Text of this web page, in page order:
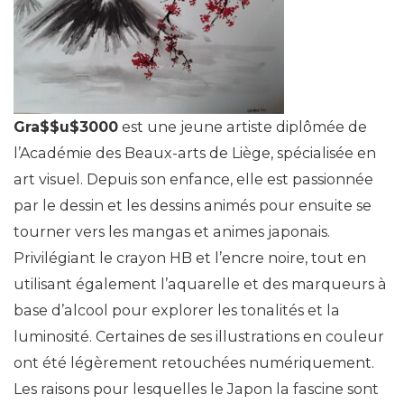
Gra$$u$3000 est une jeune artiste diplômée de
l’Académie des Beaux-arts de Liège, spécialisée en
art visuel. Depuis son enfance, elle est passionnée
par le dessin et les dessins animés pour ensuite se
tourner vers les mangas et animes japonais.
Privilégiant le crayon HB et l’encre noire, tout en
utilisant également l’aquarelle et des marqueurs à
base d’alcool pour explorer les tonalités et la
luminosité. Certaines de ses illustrations en couleur
ont été légèrement retouchées numériquement.
Les raisons pour lesquelles le Japon la fascine sont